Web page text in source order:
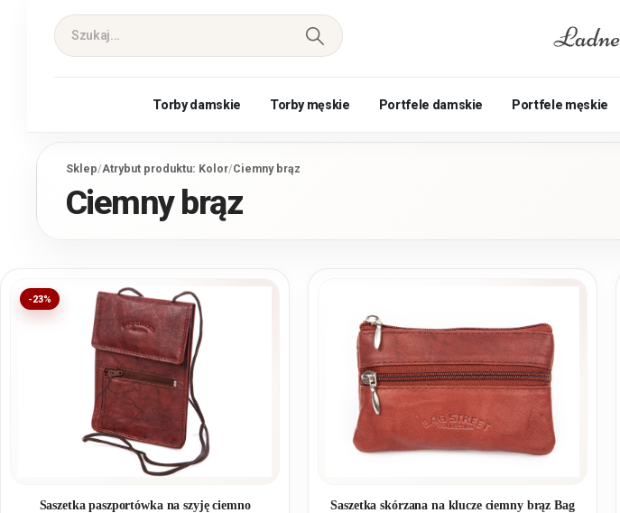
Torby damskie Torby męskie Portfele damskie Portfele męskie
Sklep/Atrybut produktu: Kolor/Ciemny brąz
Ciemny brąz
-23%
Saszetka paszportówka na szyję ciemno
Saszetka skórzana na klucze ciemny brąz Bag